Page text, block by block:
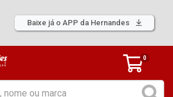
Baixe já o APP da Hernandes
0